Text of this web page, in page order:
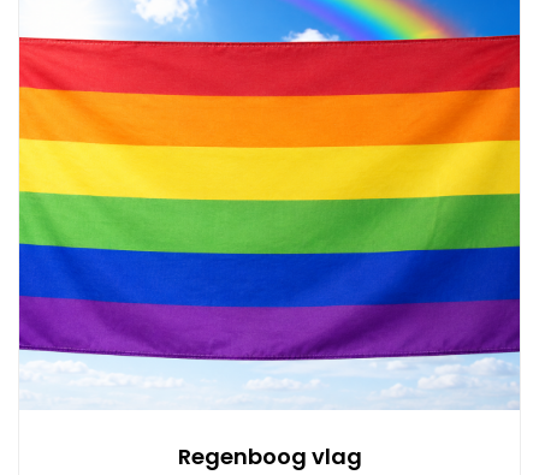
Regenboog vlag